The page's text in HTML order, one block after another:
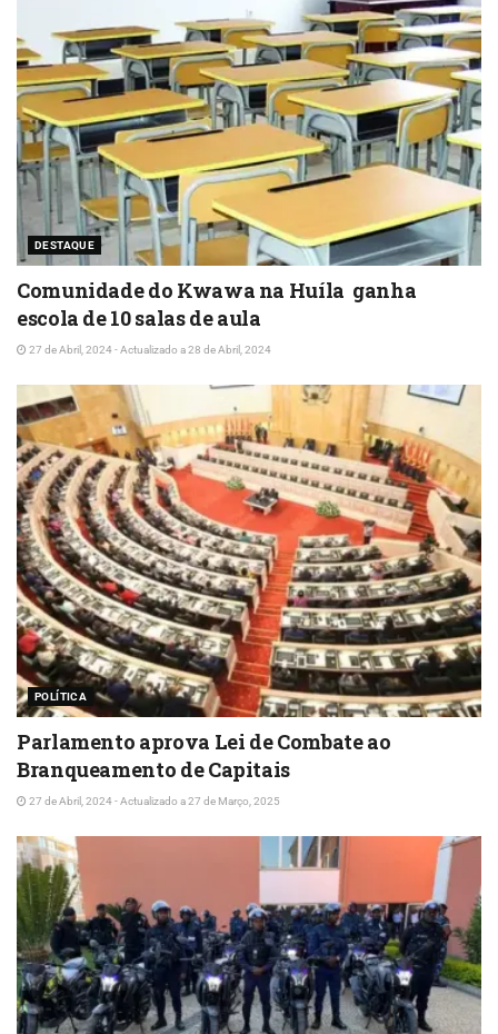
DESTAQUE
Comunidade do Kwawa na Huíla ganha
escola de 10 salas de aula
27 de Abril, 2024 - Actualizado a 28 de Abril, 2024
POLÍTICA
Parlamento aprova Lei de Combate ao
Branqueamento de Capitais
27 de Abril, 2024 - Actualizado a 27 de Março, 2025